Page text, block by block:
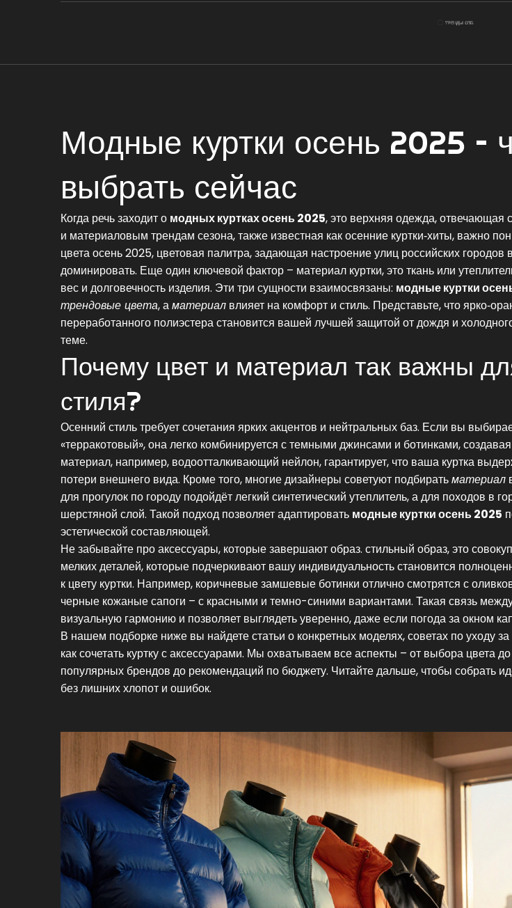
Модные куртки осень 2025 –
выбрать сейчас
Когда речь заходит о модных куртках осень 2025,это верхняя одежда,
и материаловым трендам сезона, также известная какосенние куртки‑хиты, важно
цвета осень 2025, цветовая палитра, задающая настроение улиц российских
доминировать. Еще один ключевой фактор – материал куртки,это ткань или
вес и долговечность изделия. Эти три сущности взаимосвязаны: модные куртки
трендовые цвета, аматериал влияет на комфорт и стиль. Представьте, что
переработанного полиэстера становится вашей лучшей защитой от дождя и
теме.
Почему цвет и материал так важны
стиля?
Осенний стиль требует сочетания ярких акцентов и нейтральных баз. Если вы
«терракотовый», она легко комбинируется с темными джинсами и ботинками,
материал, например, водоотталкивающий нейлон, гарантирует, что ваша куртка
потери внешнего вида. Кроме того, многие дизайнеры советуют подбиратьматериал
для прогулок по городу подойдёт легкий синтетический утеплитель, а для походов в
шерстяной слой. Такой подход позволяет адаптировать модные куртки осень 2025
эстетической составляющей.
Не забывайте про аксессуары, которые завершают образ. стильный образ,это
мелких деталей, которые подчеркивают вашу индивидуальностьстановится
к цвету куртки. Например, коричневые замшевые ботинки отлично смотрятся с
черные кожаные сапоги – с красными и темно-синими вариантами. Такая связь
визуальную гармонию и позволяет выглядеть уверенно, даже если погода за окном
В нашем подборке ниже вы найдете статьи о конкретных моделях, советах по уходу
как сочетать куртку с аксессуарами. Мы охватываем все аспекты – от выбора цвета
популярных брендов до рекомендаций по бюджету. Читайте дальше, чтобы собрать
без лишних хлопот и ошибок.